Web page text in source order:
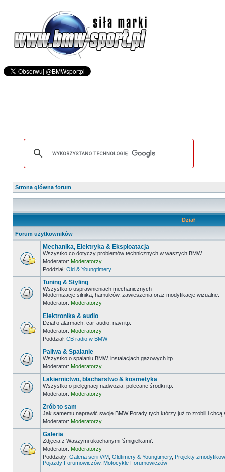
Strona główna forum
Dział
Forum użytkowników
Mechanika, Elektryka & Eksploatacja
Wszystko co dotyczy problemów technicznych w waszych BMW
Moderator: Moderatorzy
Poddział: Old & Youngtimery
Tuning & Styling
Wszystko o usprawnieniach mechanicznych-
Modernizacje silnika, hamulców, zawieszenia oraz modyfikacje wizualne.
Moderator: Moderatorzy
Elektronika & audio
Dział o alarmach, car-audio, navi itp.
Moderator: Moderatorzy
Poddział: CB radio w BMW
Paliwa & Spalanie
Wszystko o spalaniu BMW, instalacjach gazowych itp.
Moderator: Moderatorzy
Lakiernictwo, blacharstwo & kosmetyka
Wszystko o pielęgnacji nadwozia, polecane środki itp.
Moderator: Moderatorzy
Zrób to sam
Jak samemu naprawić swoje BMW Porady tych którzy już to zrobili i
Moderator: Moderatorzy
Galeria
Zdjęcia z Waszymi ukochanymi 'śmigiełkami'.
Moderator: Moderatorzy
Poddziały: Galeria serii ///M Oldtimery & Youngtimery, Projekty
Pojazdy Forumowiczów, Motocykle Forumowiczów